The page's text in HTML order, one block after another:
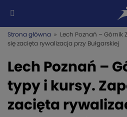
Strona główna » Lech Poznań – Górnik
się zacięta rywalizacja przy Bułgarskiej
Lech Poznań –
typy i kursy.
zacięta